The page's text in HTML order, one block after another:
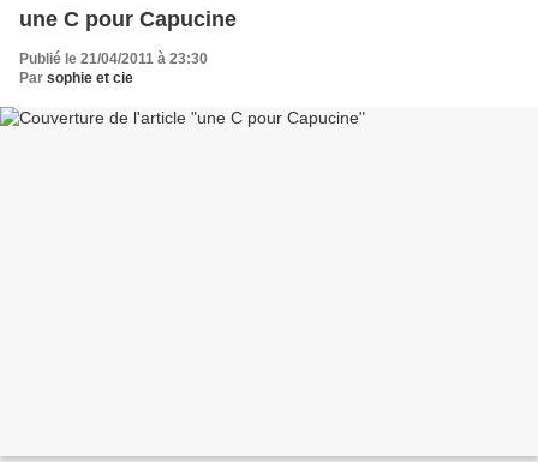
une C pour Capucine
Publié le 21/04/2011 à 23:30
Par sophie et cie